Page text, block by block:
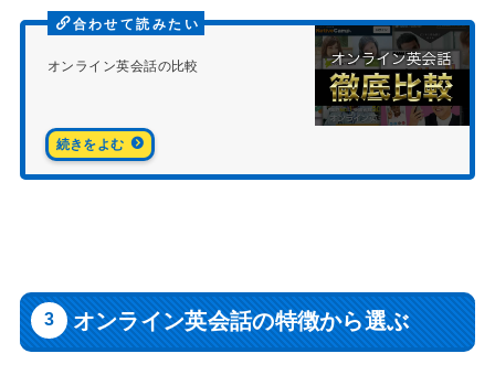
オンライン英会話の比較
オンライン英会話の特徴から選ぶ